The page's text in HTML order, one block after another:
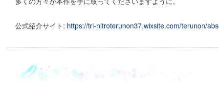
公式紹介サイト: https://tri-nitroterunon37.wixsite.com/terunon/